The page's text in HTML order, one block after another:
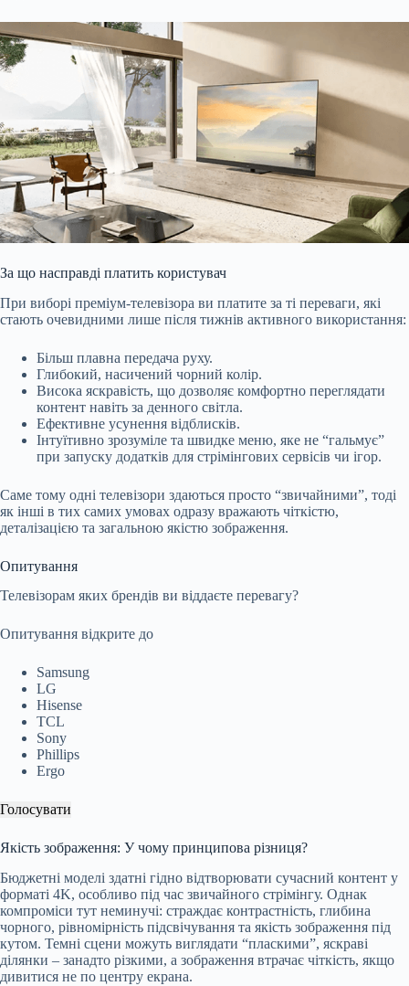
За що насправді платить користувач
При виборі преміум-телевізора ви платите за ті переваги, які
стають очевидними лише після тижнів активного використання:
Більш плавна передача руху.
Глибокий, насичений чорний колір.
Висока яскравість, що дозволяє комфортно переглядати
контент навіть за денного світла.
Ефективне усунення відблисків.
Інтуїтивно зрозуміле та швидке меню, яке не “гальмує”
при запуску додатків для стрімінгових сервісів чи ігор.
Саме тому одні телевізори здаються просто “звичайними”, тоді
як інші в тих самих умовах одразу вражають чіткістю,
деталізацією та загальною якістю зображення.
Опитування
Телевізорам яких брендів ви віддаєте перевагу?
Опитування відкрите до
Samsung
LG
Hisense
TCL
Sony
Phillips
Ergo
Голосувати
Якість зображення: У чому принципова різниця?
Бюджетні моделі здатні гідно відтворювати сучасний контент у
форматі 4K, особливо під час звичайного стрімінгу. Однак
компроміси тут неминучі: страждає контрастність, глибина
чорного, рівномірність підсвічування та якість зображення під
кутом. Темні сцени можуть виглядати “пласкими”, яскраві
ділянки – занадто різкими, а зображення втрачає чіткість, якщо
дивитися не по центру екрана.